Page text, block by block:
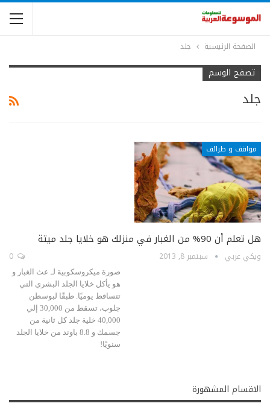
الصفحة الرئيسية جلد
تصفح الوسم
جلد
مواقف و طرائف
هل تعلم أن 90% من الغبار في منزلك هو خلايا جلد ميتة
ويكي عربي سبتمبر 8, 2013
صورة ميكروسكوبية لـ عث الغبار و
هو يأكل خلايا الجلد البشري التي
تتساقط يوميًا. طبقًا لبوسطن
جلوب، تسقط من 30,000 إلي
40,000 خلية جلد كل ثانية من
جسمك و 8.8 باوند من خلايا الجلد
سنويًا!
الاقسام المشهورة